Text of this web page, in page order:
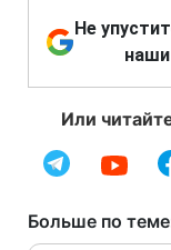
Не
наши
Или
Больше по